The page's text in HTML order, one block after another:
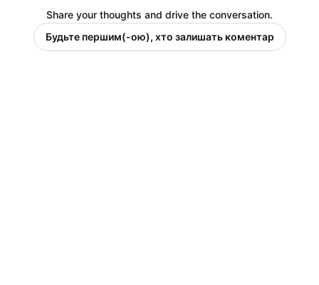
Share your thoughts and drive the conversation.
Будьте першим(-ою), хто залишать коментар